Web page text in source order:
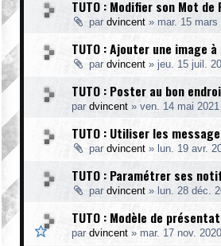
TUTO : Modifier son Mot de
par dvincent » mar. 15 mars
TUTO : Ajouter une image
par dvincent » jeu. 15 juil.
TUTO : Poster au bon
par dvincent » ven. 14 mai
TUTO : Utiliser les
par dvincent » lun. 19 avr.
TUTO : Paramétrer ses
par dvincent » lun. 28 déc.
TUTO : Modèle de
par dvincent » mar. 17 nov.